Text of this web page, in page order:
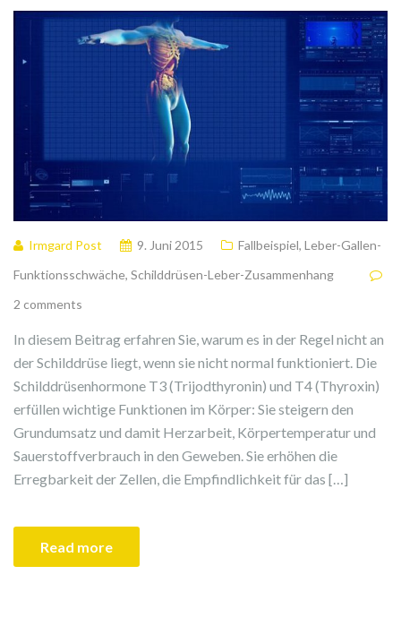
Irmgard Post 9. Juni 2015 Fallbeispiel, Leber-Gallen-
Funktionsschwäche, Schilddrüsen-Leber-Zusammenhang
2 comments
In diesem Beitrag erfahren Sie, warum es in der Regel nicht an
der Schilddrüse liegt, wenn sie nicht normal funktioniert. Die
Schilddrüsenhormone T3 (Trijodthyronin) und T4 (Thyroxin)
erfüllen wichtige Funktionen im Körper: Sie steigern den
Grundumsatz und damit Herzarbeit, Körpertemperatur und
Sauerstoffverbrauch in den Geweben. Sie erhöhen die
Erregbarkeit der Zellen, die Empfindlichkeit für das […]
Read more